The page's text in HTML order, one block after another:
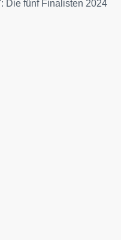
Die fünf Finalisten 2024